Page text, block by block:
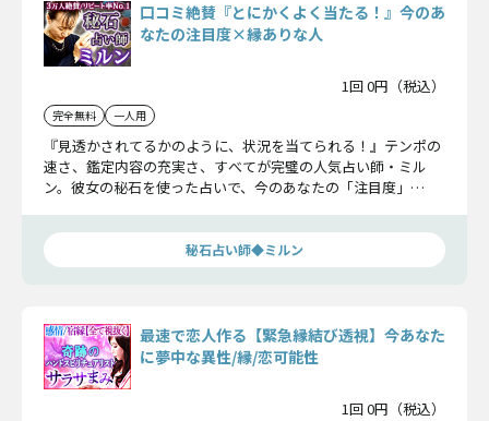
口コミ絶賛『とにかくよく当たる！』今のあ
なたの注目度×縁ありな人
1回 0円（税込）
完全無料 一人用
『見透かされてるかのように、状況を当てられる！』テンポの
速さ、鑑定内容の充実さ、すべてが完璧の人気占い師・ミル
ン。彼女の秘石を使った占いで、今のあなたの「注目度」
秘石占い師◆ミルン
最速で恋人作る【緊急縁結び透視】今あなた
に夢中な異性/縁/恋可能性
1回 0円（税込）